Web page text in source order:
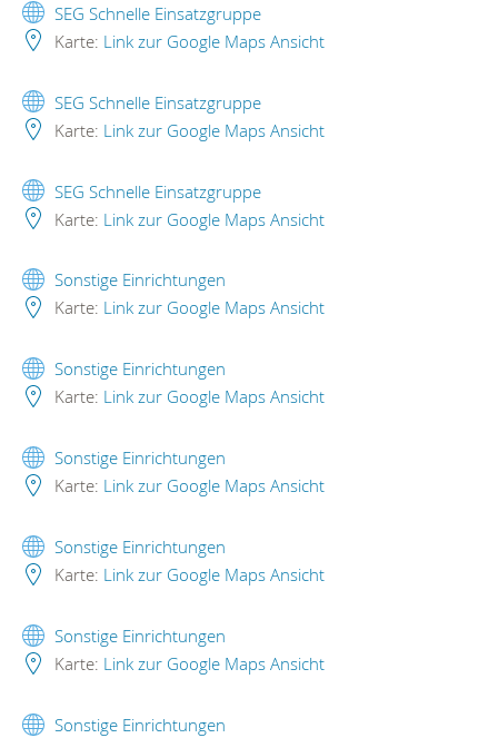
SEG Schnelle Einsatzgruppe
Karte: Link zur Google Maps Ansicht
SEG Schnelle Einsatzgruppe
Karte: Link zur Google Maps Ansicht
SEG Schnelle Einsatzgruppe
Karte: Link zur Google Maps Ansicht
Sonstige Einrichtungen
Karte: Link zur Google Maps Ansicht
Sonstige Einrichtungen
Karte: Link zur Google Maps Ansicht
Sonstige Einrichtungen
Karte: Link zur Google Maps Ansicht
Sonstige Einrichtungen
Karte: Link zur Google Maps Ansicht
Sonstige Einrichtungen
Karte: Link zur Google Maps Ansicht
Sonstige Einrichtungen